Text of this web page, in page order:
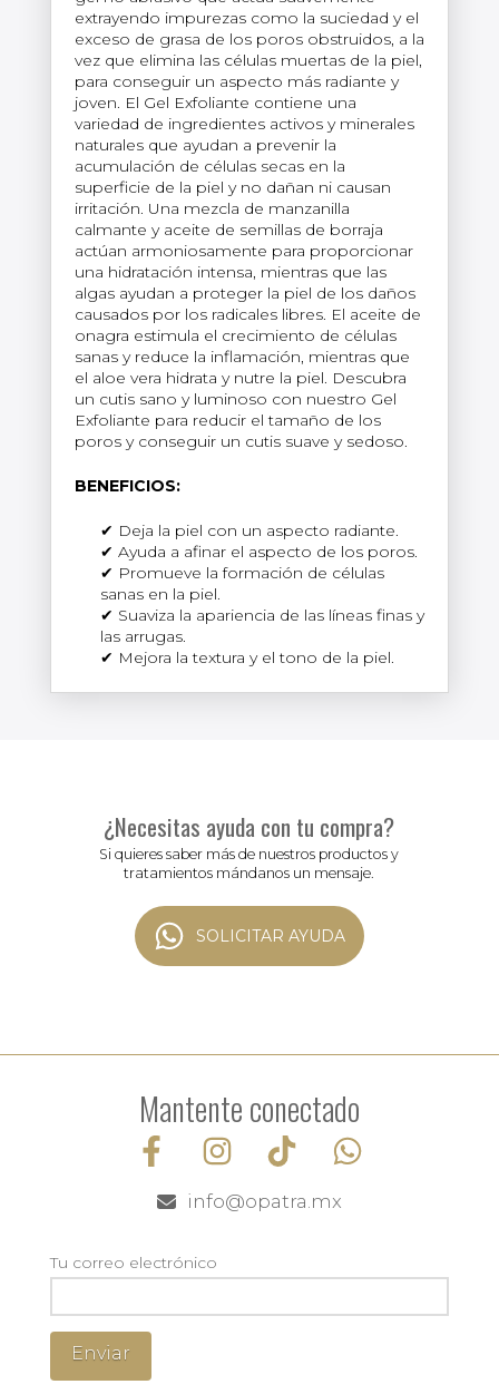
extrayendo impurezas como la suciedad y el
exceso de grasa de los poros obstruidos, a la
vez que elimina las células muertas de la piel,
para conseguir un aspecto más radiante y
joven. El Gel Exfoliante contiene una
variedad de ingredientes activos y minerales
naturales que ayudan a prevenir la
acumulación de células secas en la
superficie de la piel y no dañan ni causan
irritación. Una mezcla de manzanilla
calmante y aceite de semillas de borraja
actúan armoniosamente para proporcionar
una hidratación intensa, mientras que las
algas ayudan a proteger la piel de los daños
causados por los radicales libres. El aceite de
onagra estimula el crecimiento de células
sanas y reduce la inflamación, mientras que
el aloe vera hidrata y nutre la piel. Descubra
un cutis sano y luminoso con nuestro Gel
Exfoliante para reducir el tamaño de los
poros y conseguir un cutis suave y sedoso.
BENEFICIOS:
Deja la piel con un aspecto radiante.
Ayuda a afinar el aspecto de los poros.
Promueve la formación de células
sanas en la piel.
Suaviza la apariencia de las líneas finas y
las arrugas.
Mejora la textura y el tono de la piel.
¿Necesitas ayuda con tu compra?
Si quieres saber más de nuestros productos y
tratamientos mándanos un mensaje.
SOLICITAR AYUDA
Mantente conectado
info@opatra.mx
Tu correo electrónico